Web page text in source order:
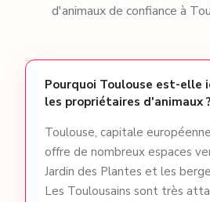
d'animaux de confiance à
Pourquoi Toulouse est-elle
les propriétaires d'animaux ?
Toulouse, capitale
offre de nombreux espaces
Jardin des Plantes et les
Les Toulousains sont très